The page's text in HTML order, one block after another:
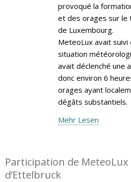
provoqué la
et des orages sur le
de Luxembourg.
MeteoLux avait suivi
situation
avait déclenché une
donc environ 6
orages ayant
dégâts substantiels.
Mehr Lesen
Participation de MeteoLux
d’Ettelbruck